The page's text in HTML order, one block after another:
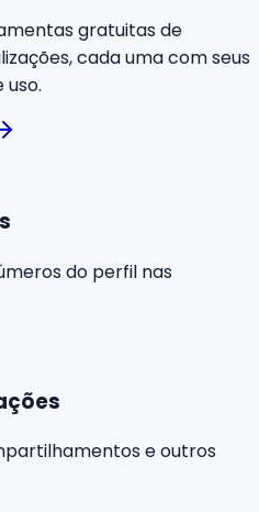
gratuitas de
cada uma com seus
do perfil nas
e outros